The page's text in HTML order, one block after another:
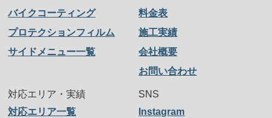
バイクコーティング
プロテクションフィルム
サイドメニュー一覧
料金表
施工実績
会社概要
お問い合わせ
対応エリア・実績
対応エリア一覧
SNS
Instagram